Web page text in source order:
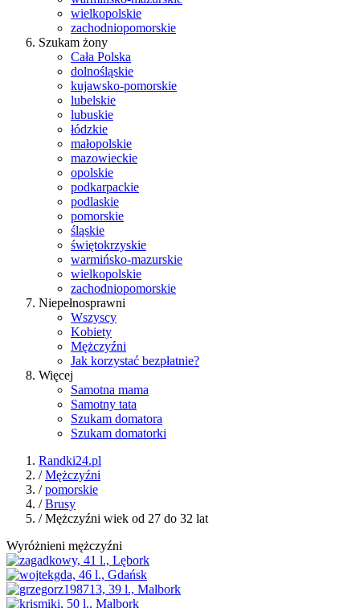
wielkopolskie
zachodniopomorskie
Szukam żony
Cała Polska
dolnośląskie
kujawsko-pomorskie
lubelskie
lubuskie
łódzkie
małopolskie
mazowieckie
opolskie
podkarpackie
podlaskie
pomorskie
śląskie
świętokrzyskie
warmińsko-mazurskie
wielkopolskie
zachodniopomorskie
Niepełnosprawni
Wszyscy
Kobiety
Mężczyźni
Jak korzystać bezpłatnie?
Więcej
Samotna mama
Samotny tata
Szukam domatora
Szukam domatorki
Randki24.pl
/Mężczyźni
/pomorskie
/Brusy
/ Mężczyźni wiek od 27 do 32 lat
Wyróżnieni mężczyźni